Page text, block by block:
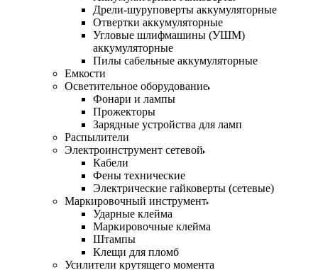
Дрели-шуруповерты аккумуляторные
Отвертки аккумуляторные
Угловые шлифмашины (УШМ)
аккумуляторные
Пилы сабельные аккумуляторные
Емкости
Осветительное оборудование
Фонари и лампы
Прожекторы
Зарядные устройства для ламп
Распылители
Электроинструмент сетевой
Кабели
Фены технические
Электрические гайковерты (сетевые)
Маркировочный инструмент
Ударные клейма
Маркировочные клейма
Штампы
Клещи для пломб
Усилители крутящего момента